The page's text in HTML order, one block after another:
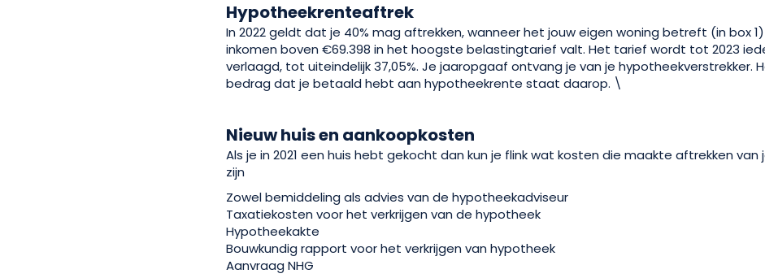
Hypotheekrenteaftrek
In 2022 geldt dat je 40% mag aftrekken, wanneer het jouw eigen woning betreft (in box
inkomen boven €69.398 in het hoogste belastingtarief valt. Het tarief wordt tot 2023
verlaagd, tot uiteindelijk 37,05%. Je jaaropgaaf ontvang je van je hypotheekverstrekker.
bedrag dat je betaald hebt aan hypotheekrente staat daarop. \
Nieuw huis en aankoopkosten
Als je in 2021 een huis hebt gekocht dan kun je flink wat kosten die maakte aftrekken van
zijn
Zowel bemiddeling als advies van de hypotheekadviseur
Taxatiekosten voor het verkrijgen van de hypotheek
Hypotheekakte
Bouwkundig rapport voor het verkrijgen van hypotheek
Aanvraag NHG